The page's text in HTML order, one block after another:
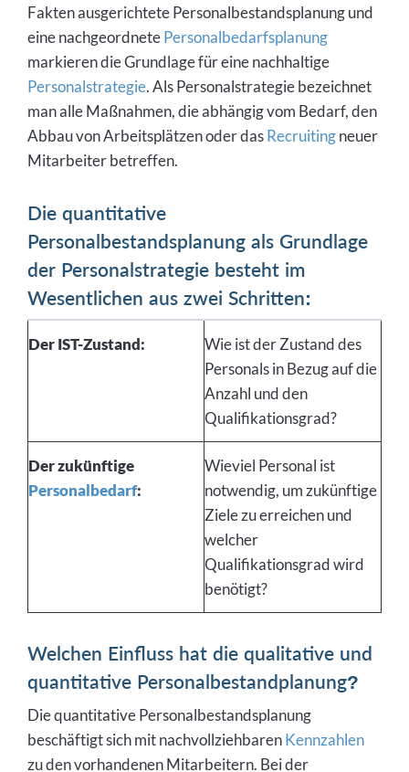
Fakten ausgerichtete Personalbestandsplanung und
eine nachgeordnetePersonalbedarfsplanung
markieren die Grundlage für eine nachhaltige
Personalstrategie. Als Personalstrategie bezeichnet
man alle Maßnahmen, die abhängig vom Bedarf, den
Abbau von Arbeitsplätzen oder dasRecruitingneuer
Mitarbeiter betreffen.
Die quantitative
Personalbestandsplanung als Grundlage
der Personalstrategie besteht im
Wesentlichen aus zwei Schritten:
Der IST-Zustand:
Wie ist der Zustand des
Personals in Bezug auf die
Anzahl und den
Qualifikationsgrad?
Der zukünftige
Personalbedarf:
Wieviel Personal ist
notwendig, um zukünftige
Ziele zu erreichen und
welcher
Qualifikationsgrad wird
benötigt?
Welchen Einfluss hat die qualitative und
quantitative Personalbestandplanung?
Die quantitative Personalbestandsplanung
beschäftigt sich mit nachvollziehbarenKennzahlen
zu den vorhandenen Mitarbeitern. Bei der